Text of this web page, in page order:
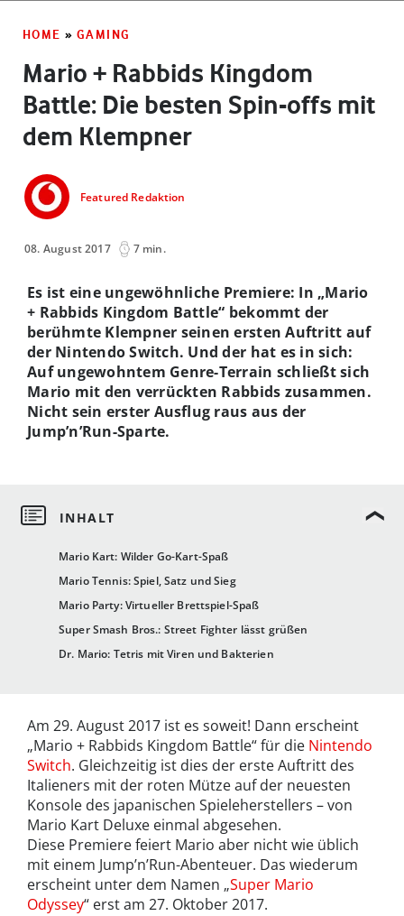
HOME » GAMING
Mario + Rabbids Kingdom
Battle: Die besten Spin-offs mit
dem Klempner
Featured Redaktion
08. August 2017 7 min.
Mario Kart: Wilder Go-Kart-Spaß
Mario Tennis: Spiel, Satz und Sieg
Mario Party: Virtueller Brettspiel-Spaß
Super Smash Bros.: Street Fighter lässt grüßen
Dr. Mario: Tetris mit Viren und Bakterien
Es ist eine ungewöhnliche Premiere: In „Mario
+ Rabbids Kingdom Battle“ bekommt der
berühmte Klempner seinen ersten Auftritt auf
der Nintendo Switch. Und der hat es in sich:
Auf ungewohntem Genre-Terrain schließt sich
Mario mit den verrückten Rabbids zusammen.
Nicht sein erster Ausflug raus aus der
Jump’n’Run-Sparte.
Am 29. August 2017 ist es soweit! Dann erscheint
„Mario + Rabbids Kingdom Battle“ für die Nintendo
Switch. Gleichzeitig ist dies der erste Auftritt des
Italieners mit der roten Mütze auf der neuesten
Konsole des japanischen Spieleherstellers – von
Mario Kart Deluxe einmal abgesehen.
Diese Premiere feiert Mario aber nicht wie üblich
mit einem Jump’n’Run-Abenteuer. Das wiederum
erscheint unter dem Namen „Super Mario
Odyssey“ erst am 27. Oktober 2017.